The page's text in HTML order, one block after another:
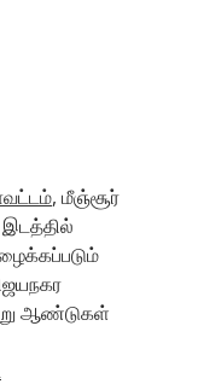
, மீஞ்சூர்
ஆண்டுகள்